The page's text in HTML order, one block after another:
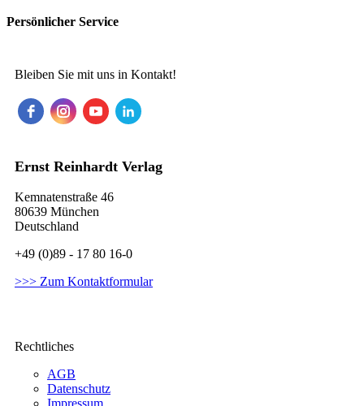
Persönlicher Service
Bleiben Sie mit uns in Kontakt!
Ernst Reinhardt Verlag
Kemnatenstraße 46
80639 München
Deutschland
+49 (0)89 - 17 80 16-0
>>> Zum Kontaktformular
Rechtliches
AGB
Datenschutz